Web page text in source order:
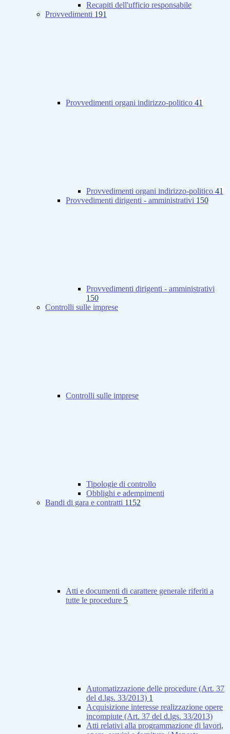
Recapiti dell'ufficio responsabile
Provvedimenti 191
Provvedimenti organi indirizzo-politico 41
Provvedimenti organi indirizzo-politico 41
Provvedimenti dirigenti - amministrativi 150
Provvedimenti dirigenti - amministrativi
150
Controlli sulle imprese
Controlli sulle imprese
Tipologie di controllo
Obblighi e adempimenti
Bandi di gara e contratti 1152
Atti e documenti di carattere generale riferiti a
tutte le procedure 5
Automatizzazione delle procedure (Art. 37
del d.lgs. 33/2013) 1
Acquisizione interesse realizzazione opere
incompiute (Art. 37 del d.lgs. 33/2013)
Atti relativi alla programmazione di lavori,